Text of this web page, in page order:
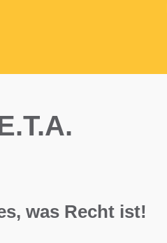
was Recht ist!